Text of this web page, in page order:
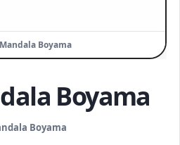
Boyama
Boyama
Boyama